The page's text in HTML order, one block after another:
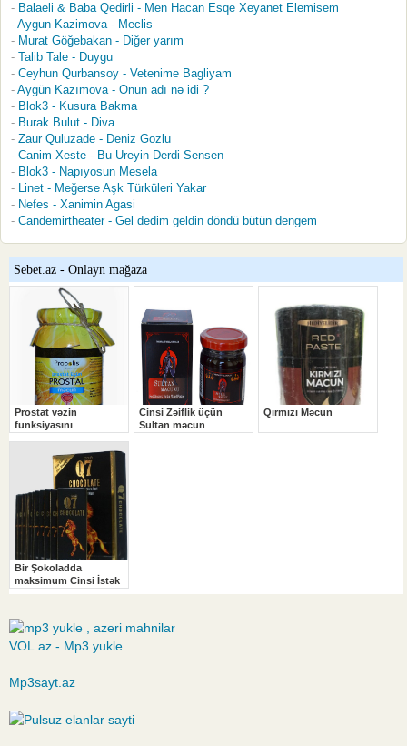
Balaeli & Baba Qedirli - Men Hacan Esqe Xeyanet Elemisem
Aygun Kazimova - Meclis
Murat Göğebakan - Diğer yarım
Talib Tale - Duygu
Ceyhun Qurbansoy - Vetenime Bagliyam
Aygün Kazımova - Onun adı nə idi ?
Blok3 - Kusura Bakma
Burak Bulut - Diva
Zaur Quluzade - Deniz Gozlu
Canim Xeste - Bu Ureyin Derdi Sensen
Blok3 - Napıyosun Mesela
Linet - Meğerse Aşk Türküleri Yakar
Nefes - Xanimin Agasi
Candemirtheater - Gel dedim geldin döndü bütün dengem
VOL.az - Mp3 yukle
Mp3sayt.az